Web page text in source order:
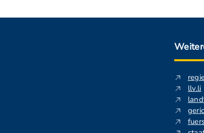
llv.li